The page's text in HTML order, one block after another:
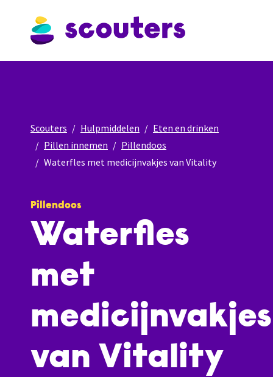
Scouters Hulpmiddelen
Eten en drinken
Pillen innemen
Pillendoos
Waterfles met medicijnvakjes van Vitality
Pillendoos
Waterfles
met
medicijnvakjes
van Vitality